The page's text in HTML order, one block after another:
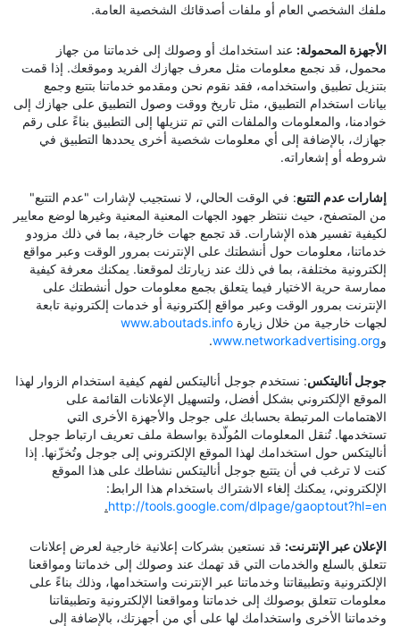
ملفك الشخصي العام أو ملفات أصدقائك الشخصية العامة.
الأجهزة المحمولة: عند استخدامك أو وصولك إلى خدماتنا من جهاز
محمول، قد نجمع معلومات مثل معرف جهازك الفريد وموقعك. إذا قمت
بتنزيل تطبيق واستخدامه، فقد نقوم نحن ومقدمو خدماتنا بتتبع وجمع
بيانات استخدام التطبيق، مثل تاريخ ووقت وصول التطبيق على جهازك إلى
خوادمنا، والمعلومات والملفات التي تم تنزيلها إلى التطبيق بناءً على رقم
جهازك، بالإضافة إلى أي معلومات شخصية أخرى يحددها التطبيق في
شروطه أو إشعاراته.
إشارات عدم التتبع: في الوقت الحالي، لا نستجيب لإشارات "عدم التتبع"
من المتصفح، حيث ننتظر جهود الجهات المعنية المعنية وغيرها لوضع معايير
لكيفية تفسير هذه الإشارات. قد تجمع جهات خارجية، بما في ذلك مزودو
خدماتنا، معلومات حول أنشطتك على الإنترنت بمرور الوقت وعبر مواقع
إلكترونية مختلفة، بما في ذلك عند زيارتك لموقعنا. يمكنك معرفة كيفية
ممارسة حرية الاختيار فيما يتعلق بجمع معلومات حول أنشطتك على
الإنترنت بمرور الوقت وعبر مواقع إلكترونية أو خدمات إلكترونية تابعة
لجهات خارجية من خلال زيارة www.aboutads.info
وwww.networkadvertising.org
.
جوجل أناليتكس: نستخدم جوجل أناليتكس لفهم كيفية استخدام الزوار لهذا
الموقع الإلكتروني بشكل أفضل، ولتسهيل الإعلانات القائمة على
الاهتمامات المرتبطة بحسابك على جوجل والأجهزة الأخرى التي
تستخدمها. تُنقل المعلومات المُولّدة بواسطة ملف تعريف ارتباط جوجل
أناليتكس حول استخدامك لهذا الموقع الإلكتروني إلى جوجل وتُخزّنها. إذا
كنت لا ترغب في أن يتتبع جوجل أناليتكس نشاطك على هذا الموقع
الإلكتروني، يمكنك إلغاء الاشتراك باستخدام هذا الرابط:
http://tools.google.com/dlpage/gaoptout?hl=en
.
الإعلان عبر الإنترنت: قد نستعين بشركات إعلانية خارجية لعرض إعلانات
تتعلق بالسلع والخدمات التي قد تهمك عند وصولك إلى خدماتنا ومواقعنا
الإلكترونية وتطبيقاتنا وخدماتنا عبر الإنترنت واستخدامها، وذلك بناءً على
معلومات تتعلق بوصولك إلى خدماتنا ومواقعنا الإلكترونية وتطبيقاتنا
وخدماتنا الأخرى واستخدامك لها على أي من أجهزتك، بالإضافة إلى